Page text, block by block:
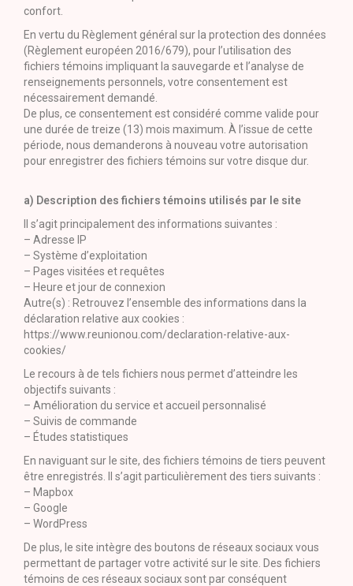
confort.
En vertu du Règlement général sur la protection des données
(Règlement européen 2016/679), pour l’utilisation des
fichiers témoins impliquant la sauvegarde et l’analyse de
renseignements personnels, votre consentement est
nécessairement demandé.
De plus, ce consentement est considéré comme valide pour
une durée de treize (13) mois maximum. À l’issue de cette
période, nous demanderons à nouveau votre autorisation
pour enregistrer des fichiers témoins sur votre disque dur.
a) Description des fichiers témoins utilisés par le site
Il s’agit principalement des informations suivantes :
– Adresse IP
– Système d’exploitation
– Pages visitées et requêtes
– Heure et jour de connexion
Autre(s) : Retrouvez l’ensemble des informations dans la
déclaration relative aux cookies :
https://www.reunionou.com/declaration-relative-aux-
cookies/
Le recours à de tels fichiers nous permet d’atteindre les
objectifs suivants :
– Amélioration du service et accueil personnalisé
– Suivis de commande
– Études statistiques
En naviguant sur le site, des fichiers témoins de tiers peuvent
être enregistrés. Il s’agit particulièrement des tiers suivants :
– Mapbox
– Google
– WordPress
De plus, le site intègre des boutons de réseaux sociaux vous
permettant de partager votre activité sur le site. Des fichiers
témoins de ces réseaux sociaux sont par conséquent